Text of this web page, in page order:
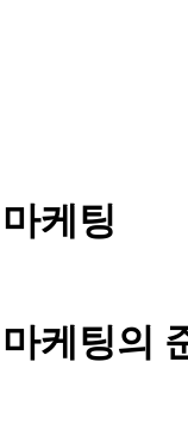
케팅
케팅의